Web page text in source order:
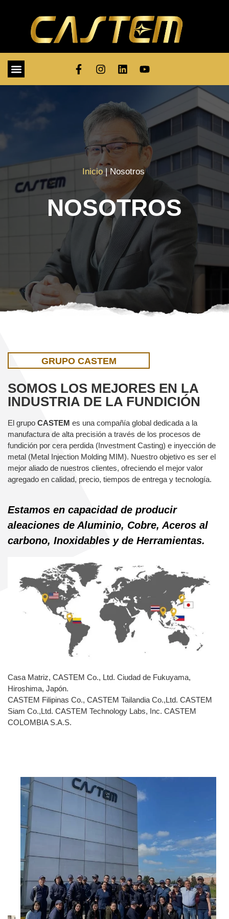
Inicio| Nosotros
NOSOTROS
GRUPO CASTEM
SOMOS LOS MEJORES EN LA
INDUSTRIA DE LA FUNDICIÓN
El grupo CASTEM es una compañía global dedicada a la
manufactura de alta precisión a través de los procesos de
fundición por cera perdida (Investment Casting) e inyección de
metal (Metal Injection Molding MIM). Nuestro objetivo es ser el
mejor aliado de nuestros clientes, ofreciendo el mejor valor
agregado en calidad, precio, tiempos de entrega y tecnología.
Estamos en capacidad de producir
aleaciones de Aluminio, Cobre, Aceros al
carbono, Inoxidables y de Herramientas.
Casa Matriz, CASTEM Co., Ltd. Ciudad de Fukuyama,
Hiroshima, Japón.
CASTEM Filipinas Co., CASTEM Tailandia Co.,Ltd. CASTEM
Siam Co.,Ltd. CASTEM Technology Labs, Inc. CASTEM
COLOMBIA S.A.S.